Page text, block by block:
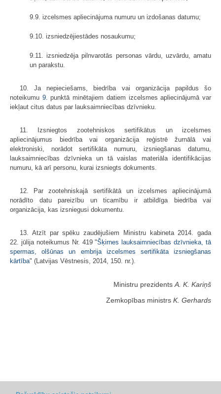
9.9. izcelsmes apliecinājuma numuru un izdošanas datumu;
9.10. izsniedzējiestādes nosaukumu;
9.11. izsniedzēja pilnvarotās personas vārdu, uzvārdu, amatu
un parakstu.
10. Ja nepieciešams, biedrība vai organizācija papildus šo
noteikumu 9. punktā minētajiem datiem izcelsmes apliecinājumā var
iekļaut citus datus par lauksaimniecības dzīvnieku.
11. Izsniegtos zootehniskos sertifikātus un izcelsmes
apliecinājumus biedrība vai organizācija reģistrē žurnālā vai
elektroniski, norādot sertifikāta numuru, izsniegšanas datumu,
lauksaimniecības dzīvnieka un tā vaislas materiāla identifikācijas
numuru, kā arī personu, kurai izsniegts dokuments.
12. Par zootehniskajā sertifikātā un izcelsmes apliecinājumā
norādīto datu pareizību un ticamību ir atbildīga biedrība vai
organizācija, kas izsniegusi dokumentu.
13. Atzīt par spēku zaudējušiem Ministru kabineta 2014. gada
22. jūlija noteikumus Nr. 419 "Šķirnes lauksaimniecības dzīvnieka, tā
spermas, olšūnas un embrija izcelsmes sertifikāta izsniegšanas
kārtība" (Latvijas Vēstnesis, 2014, 150. nr.).
Ministru prezidents A. K. Kariņš
Zemkopības ministrs K. Gerhards